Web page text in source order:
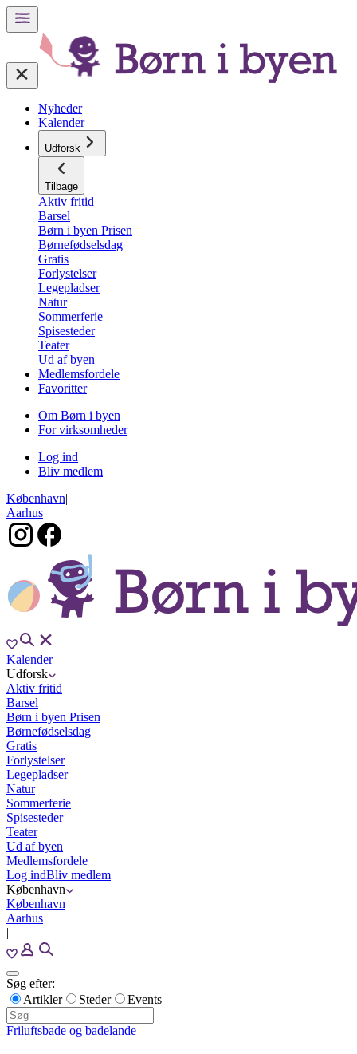
Nyheder
Kalender
Udforsk
Tilbage
Aktiv fritid
Barsel
Børn i byen Prisen
Børnefødselsdag
Gratis
Forlystelser
Legepladser
Natur
Sommerferie
Spisesteder
Teater
Ud af byen
Medlemsfordele
Favoritter
Om Børn i byen
For virksomheder
Log ind
Bliv medlem
København|
Aarhus
Kalender
Udforsk
Aktiv fritid
Barsel
Børn i byen Prisen
Børnefødselsdag
Gratis
Forlystelser
Legepladser
Natur
Sommerferie
Spisesteder
Teater
Ud af byen
Medlemsfordele
Log indBliv medlem
København
København
Aarhus
|
Søg efter:
Artikler
Steder Events
Friluftsbade og badelande